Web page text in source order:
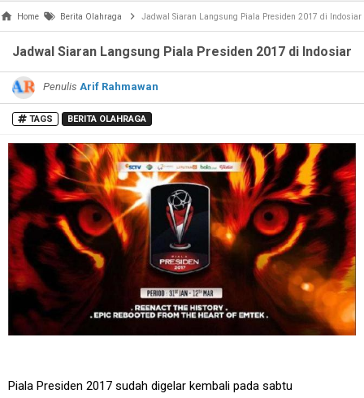
Home Berita Olahraga Jadwal Siaran Langsung Piala Presiden 2017 di Indosiar
Jadwal Siaran Langsung Piala Presiden 2017 di Indosiar
Penulis Arif Rahmawan
TAGS BERITA OLAHRAGA
Piala Presiden 2017 sudah digelar kembali pada sabtu